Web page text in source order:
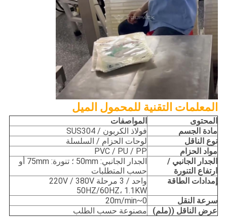
المعلمات التقنية للمحمول الميل
المحتوى
المواصفات
مادة الجسم
فولاذ الكربون / SUS304
نوع الناقل
لوحات الحزام / السلسلة
مواد الحزام
PVC / PU / PP
الجدار الجانبي /
ارتفاع التنورة
الجدار الجانبي: 50mm ؛ تنورة: 75mm أو
حسب المتطلبات
إمدادات الطاقة
واحد / 3 مرحلة 220V / 380V
50HZ/60HZ، 1.1KW
سرعة النقل
0~20m/min
عرض الناقل ((ملم)
مصنوعة حسب الطلب